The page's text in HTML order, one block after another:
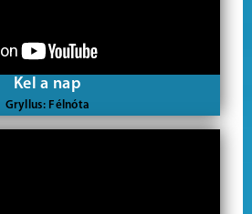
Kel a nap
Gryllus: Félnóta